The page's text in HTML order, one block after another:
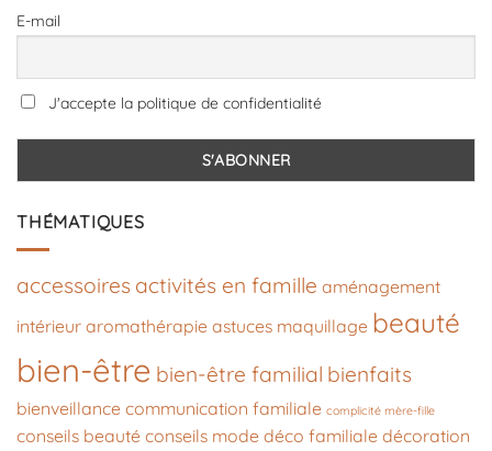
E-mail
J'accepte la politique de confidentialité
THÉMATIQUES
accessoires activités en famille aménagement
intérieur aromathérapie astuces maquillage beauté
bien-être bien-être familial bienfaits
bienveillance communication familiale complicité mère-fille
conseils beauté conseils mode déco familiale décoration